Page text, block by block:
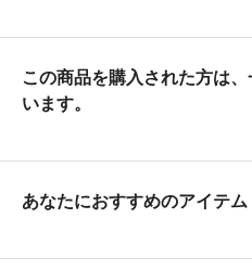
この商品を購入された方は
います。
あなたにおすすめのアイテム